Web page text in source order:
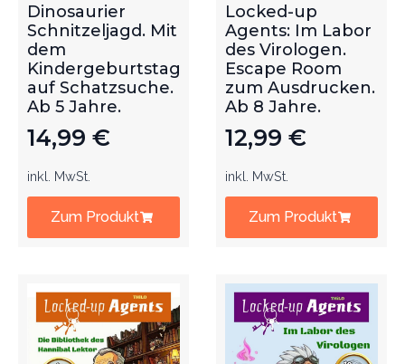
Dinosaurier
Schnitzeljagd. Mit
dem
Kindergeburtstag
auf Schatzsuche.
Ab 5 Jahre.
14,99 €
inkl. MwSt.
Zum Produkt
Locked-up
Agents: Im Labor
des Virologen.
Escape Room
zum Ausdrucken.
Ab 8 Jahre.
12,99 €
inkl. MwSt.
Zum Produkt